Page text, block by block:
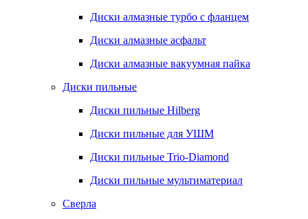
Диски алмазные турбо с фланцем
Диски алмазные асфальт
Диски алмазные вакуумная пайка
Диски пильные
Диски пильные Hilberg
Диски пильные для УШМ
Диски пильные Trio-Diamond
Диски пильные мультиматериал
Сверла